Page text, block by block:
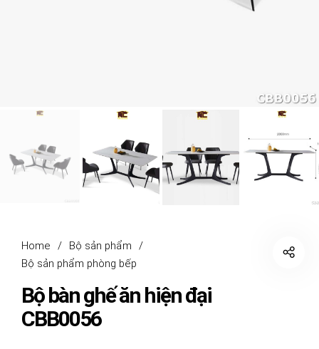
Home / Bộ sản phẩm
/
Bộ sản phẩm phòng bếp
Bộ bàn ghế ăn hiện đại
CBB0056